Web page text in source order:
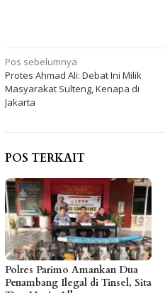
Navigasi
pos
Pos sebelumnya
Protes Ahmad Ali: Debat Ini Milik
Masyarakat Sulteng, Kenapa di
Jakarta
POS TERKAIT
Polres Parimo Amankan Dua
Penambang Ilegal di Tinsel, Sita